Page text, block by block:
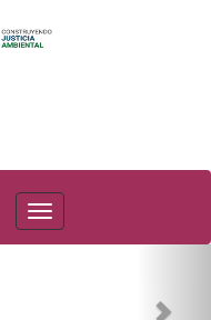
PAOT